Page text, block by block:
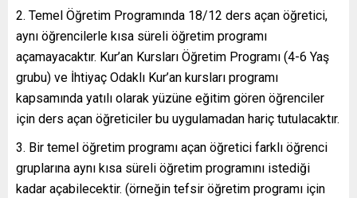
Temel Öğretim Programında 18/12 ders açan öğretici,
aynı öğrencilerle kısa süreli öğretim programı
açamayacaktır. Kur’an Kursları Öğretim Programı (4-6 Yaş
grubu) ve İhtiyaç Odaklı Kur’an kursları programı
kapsamında yatılı olarak yüzüne eğitim gören öğrenciler
için ders açan öğreticiler bu uygulamadan hariç tutulacaktır.
Bir temel öğretim programı açan öğretici farklı öğrenci
gruplarına aynı kısa süreli öğretim programını istediği
kadar açabilecektir. (örneğin tefsir öğretim programı için